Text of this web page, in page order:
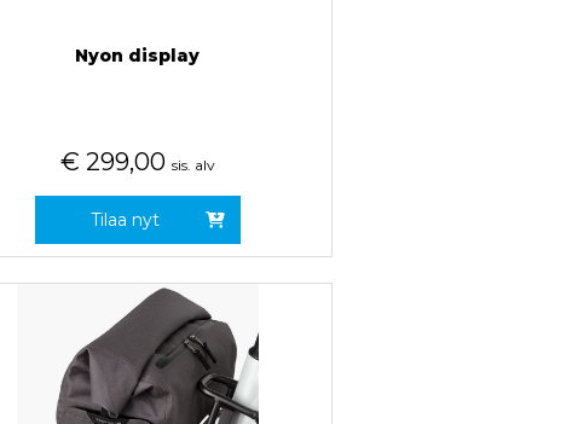
Nyon display
€ 299,00 sis. alv
Tilaa nyt